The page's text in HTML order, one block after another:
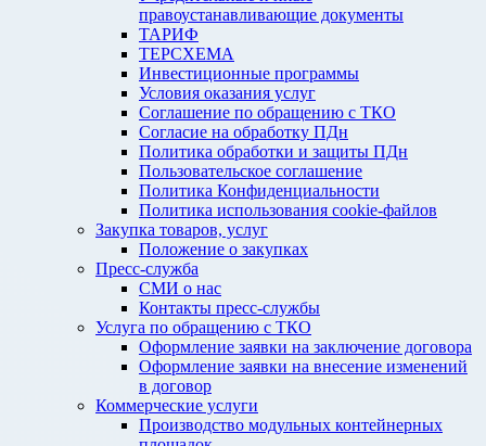
правоустанавливающие документы
ТАРИФ
ТЕРСХЕМА
Инвестиционные программы
Условия оказания услуг
Соглашение по обращению с ТКО
Согласие на обработку ПДн
Политика обработки и защиты ПДн
Пользовательское соглашение
Политика Конфиденциальности
Политика использования cookie-файлов
Закупка товаров, услуг
Положение о закупках
Пресс-служба
СМИ о нас
Контакты пресс-службы
Услуга по обращению с ТКО
Оформление заявки на заключение договора
Оформление заявки на внесение изменений
в договор
Коммерческие услуги
Производство модульных контейнерных